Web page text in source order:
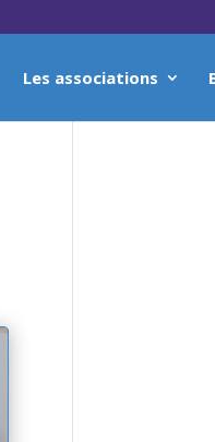
Les associations